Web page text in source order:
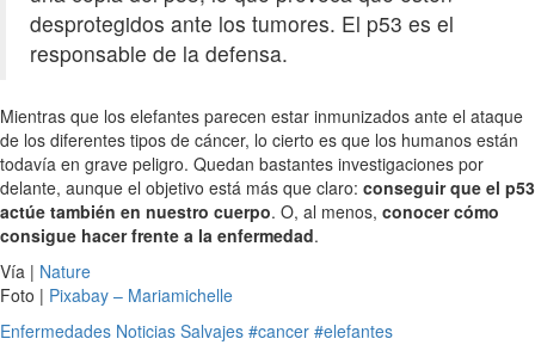
desprotegidos ante los tumores. El p53 es el
responsable de la defensa.
Mientras que los elefantes parecen estar inmunizados ante el ataque
de los diferentes tipos de cáncer, lo cierto es que los humanos están
todavía en grave peligro. Quedan bastantes investigaciones por
delante, aunque el objetivo está más que claro: conseguir que el p53
actúe también en nuestro cuerpo. O, al menos, conocer cómo
consigue hacer frente a la enfermedad.
Vía | Nature
Foto | Pixabay – Mariamichelle
Enfermedades Noticias Salvajes #cancer #elefantes